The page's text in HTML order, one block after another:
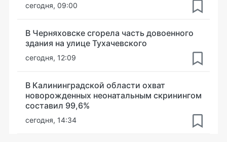
сегодня, 09:00
В Черняховске сгорела часть довоенного
здания на улице Тухачевского
сегодня, 12:09
В Калининградской области охват
новорожденных неонатальным скринингом
составил 99,6%
сегодня, 14:34